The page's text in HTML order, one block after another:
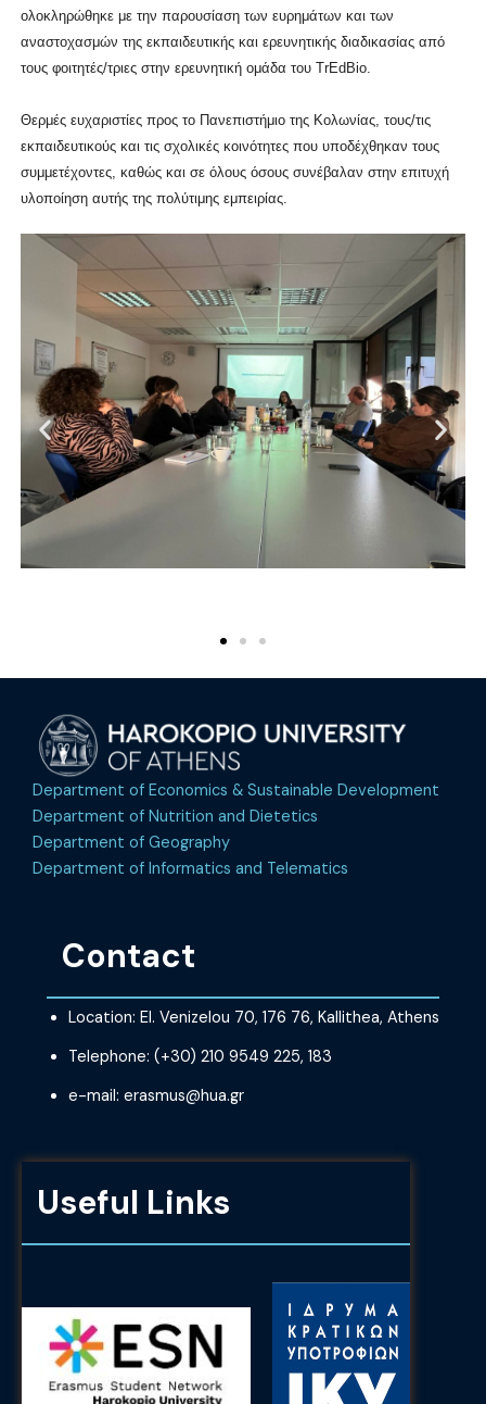
ολοκληρώθηκε με την παρουσίαση των ευρημάτων και των
αναστοχασμών της εκπαιδευτικής και ερευνητικής διαδικασίας από
τους φοιτητές/τριες στην ερευνητική ομάδα του TrEdBio.
Θερμές ευχαριστίες προς το Πανεπιστήμιο της Κολωνίας, τους/τις
εκπαιδευτικούς και τις σχολικές κοινότητες που υποδέχθηκαν τους
συμμετέχοντες, καθώς και σε όλους όσους συνέβαλαν στην επιτυχή
υλοποίηση αυτής της πολύτιμης εμπειρίας.
Department of Economics & Sustainable Development
Department of Nutrition and Dietetics
Department of Geography
Department of Informatics and Telematics
Contact
Location: El. Venizelou 70, 176 76, Kallithea, Athens
Telephone: (+30) 210 9549 225, 183
e-mail: erasmus@hua.gr
Useful Links